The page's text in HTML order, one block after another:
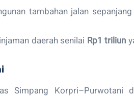
tambahan jalan
daerah senilai Rp1 triliun
Simpang Korpri–Purwotani